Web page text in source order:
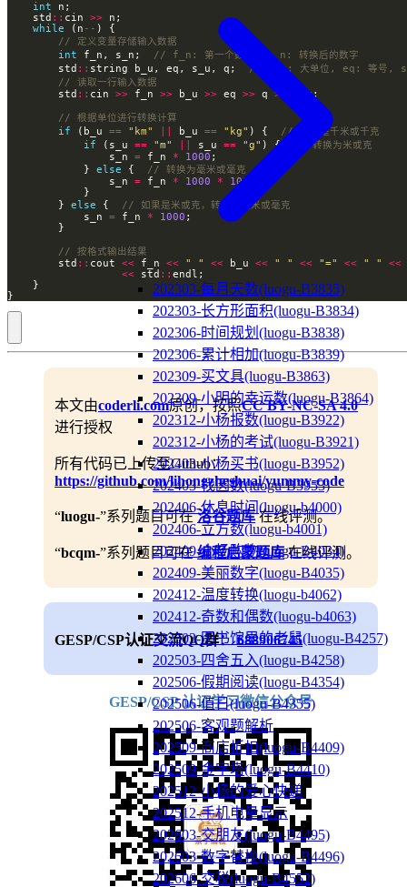
202303-每月天数(luogu-B3835)
202303-长方形面积(luogu-B3834)
202306-时间规划(luogu-B3838)
202306-累计相加(luogu-B3839)
202309-买文具(luogu-B3863)
202309-小明的幸运数(luogu-B3864)
202312-小杨报数(luogu-B3922)
202312-小杨的考试(luogu-B3921)
202403-小杨买书(luogu-B3952)
202403-找因数(luogu-B3953)
202406-休息时间(luogu-b4000)
202406-立方数(luogu-b4001)
202409-小杨购物(luogu-B4034)
202409-美丽数字(luogu-B4035)
202412-温度转换(luogu-b4062)
202412-奇数和偶数(luogu-b4063)
202503-图书馆里的老鼠(luogu-B4257)
202503-四舍五入(luogu-B4258)
202506-假期阅读(luogu-B4354)
202506-值日(luogu-B4355)
202506-客观题解析
202509-商店折扣(luogu-B4409)
202509-金字塔(luogu-B4410)
202512-小杨的爱心快递
202512-手机电量显示
202603-交朋友(luogu-B4495)
202603-数字替换(luogu-B4496)
202606-交税(luogu-B4552)
int
    std
:: cin >>
while (n --
int f_n, s_n;
        std
:: string b_u, eq, s_u, q;
        std
:: cin >> f_n >> b_u >> eq >> q >>
if (b_u == "km" b_u == "kg" ) {
if (s_u == "m" s_u == "g" ) {
                s_n
= f_n * 1000
            }
else {
                s_n
= f_n * 1000 * 1000
        }
else {
            s_n
= f_n * 1000
        std
:: cout << f_n << " " << b_u << " " << "=" << " " <<
<< std ::
}
本文由coderli.com原创，按照CC BY-NC-SA 4.0
进行授权
所有代码已上传至Github：
https://github.com/lihongzheshuai/yummy-code
“luogu-”系列题目可在洛谷题库在线评测。
“bcqm-”系列题目可在编程启蒙题库在线评测。
GESP/CSP认证交流QQ群： 688906745
GESP/CSP 认证学习微信公众号